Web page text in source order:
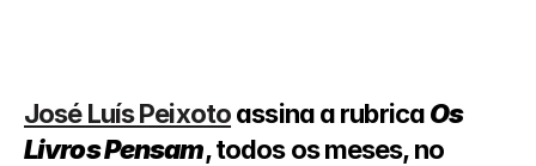
José Luís Peixoto assina a rubrica Os
Livros Pensam
, todos os meses, no